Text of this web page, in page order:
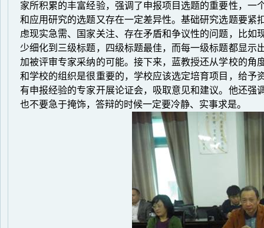
家所积累的丰富经验，强调了申报项目选题的重要性，
和应用研究的选题又存在一定差异性。基础研究选题要
虑现实急需、国家关注、存在矛盾和争议性的问题，比
少细化到三级标题，四级标题最佳，而每一级标题都显
加被评审专家采纳的可能。接下来，蓝教授还从学校的
和学校的组织是很重要的，学校应该选定培育项目，给
有申报经验的专家开展论证会，吸取意见和建议。他还
也不要急于掩饰，答辩的时候一定要冷静、实事求是。